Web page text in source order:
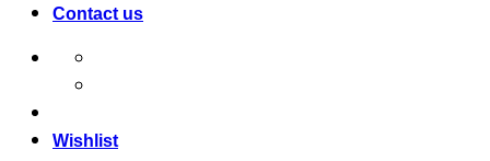
Contact us
Wishlist